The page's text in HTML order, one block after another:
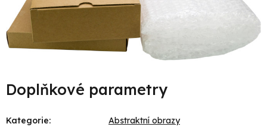
Doplňkové parametry
Kategorie:
Abstraktní obrazy